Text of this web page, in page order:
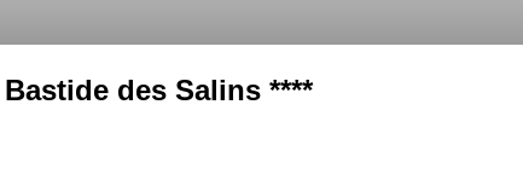
des Salins ****